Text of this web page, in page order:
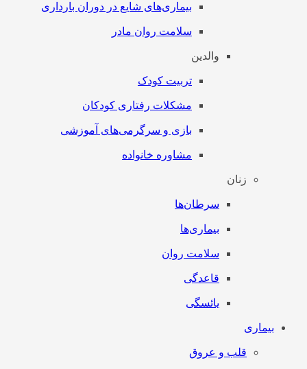
بیماری‌های شایع در دوران بارداری
سلامت روان مادر
والدین
تربیت کودک
مشکلات رفتاری کودکان
بازی و سرگرمی‌های آموزشی
مشاوره خانواده
زنان
سرطان‌‌ها
بیماری‌ها
سلامت روان
قاعدگی
یائسگی
بیماری
قلب و عروق